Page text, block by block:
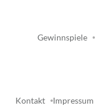
Gewinnspiele
Kontakt Impressum